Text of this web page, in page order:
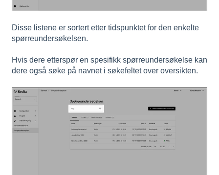
Disse listene er sortert etter tidspunktet for den enkelte
spørreundersøkelsen.
Hvis dere etterspør en spesifikk spørreundersøkelse kan
dere også søke på navnet i søkefeltet over oversikten.